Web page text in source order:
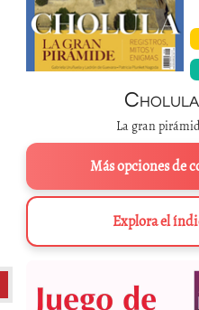
Cholula
La gran
Más opciones de
Explora el